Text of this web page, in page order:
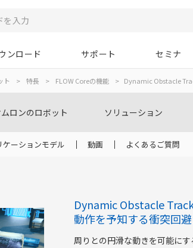
ンロード サポート セミナ
ト > 特長 > FLOW Coreの機能 > Dynamic Obstacle
ロンのロボット ソリューション
ケーションモデル 動画 よくあるご質問
Dynamic Obstacle
動作を予知する衝突回
周りとの円滑な動きを可能に